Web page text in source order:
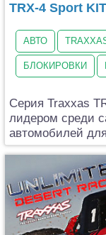
TRX-4 Sport
АВТО
БЛОКИРОВКИ
Серия Traxxas
лидером среди
автомобилей